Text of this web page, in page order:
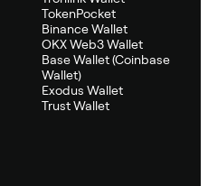
TokenPocket
Binance Wallet
OKX Web3 Wallet
Base Wallet (Coinbase
Wallet)
Exodus Wallet
Trust Wallet